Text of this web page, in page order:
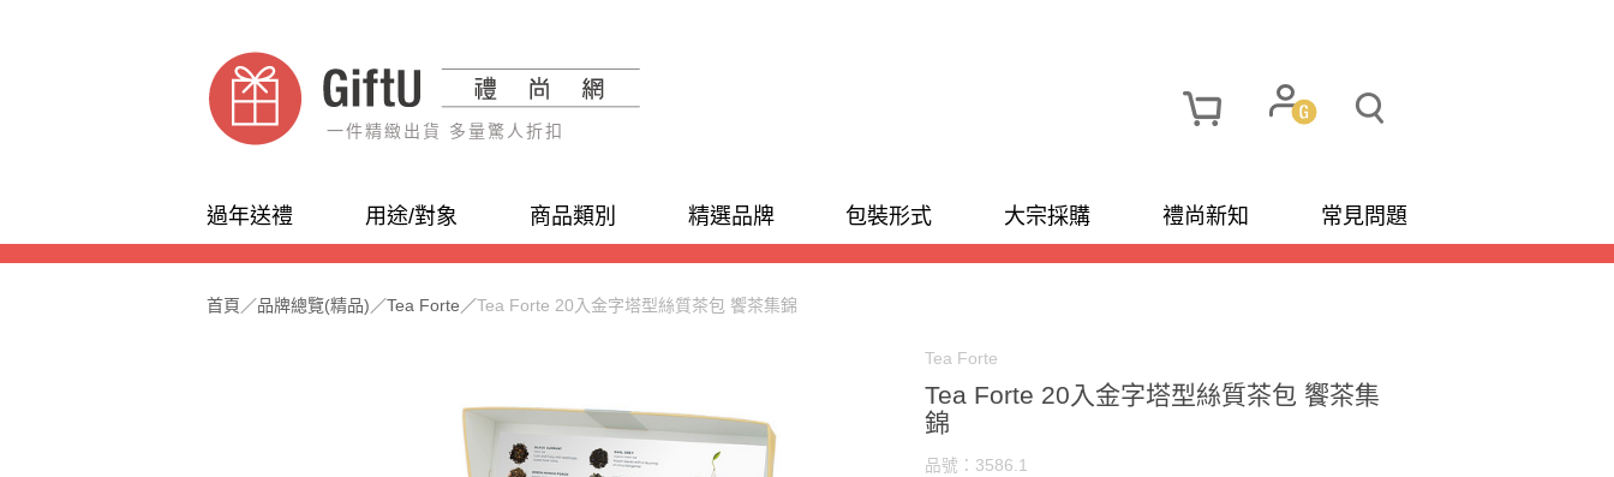
一件精緻出貨 多量驚人折扣
過年送禮 用途/對象 商品類別 精選品牌 包裝形式 大宗採購 禮尚新知 常見問題
首頁 ／品牌總覽(精品) ／Tea Forte ／Tea Forte 20入金字塔型絲質茶包 饗茶集錦
Tea Forte
Tea Forte 20入金字塔型絲質茶包 饗茶集
錦
品號：3586.1